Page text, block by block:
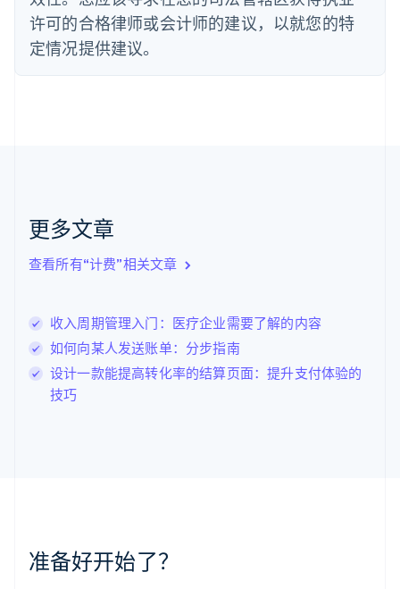
许可的合格律师或会计师的建议，以就您的特
定情况提供建议。
更多文章
查看所有“计费”相关文章
收入周期管理入门：医疗企业需要了解的内容
如何向某人发送账单：分步指南
设计一款能提高转化率的结算页面：提升支付体验的
技巧
准备好开始了？
法国
FrançaisEnglish
芬兰
EnglishSvenska
English Italiano
拉脱维亚
立陶宛
DeutschEnglish
卢森堡
Français DeutschEnglish
罗马尼亚
English
挪威